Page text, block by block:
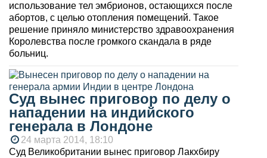
использование тел эмбрионов, остающихся после
абортов, с целью отопления помещений. Такое
решение приняло министерство здравоохранения
Королевства после громкого скандала в ряде
больниц.
Суд вынес приговор по делу о
нападении на индийского
генерала в Лондоне
24 марта 2014, 18:10
Суд Великобритании вынес приговор Лакхбиру